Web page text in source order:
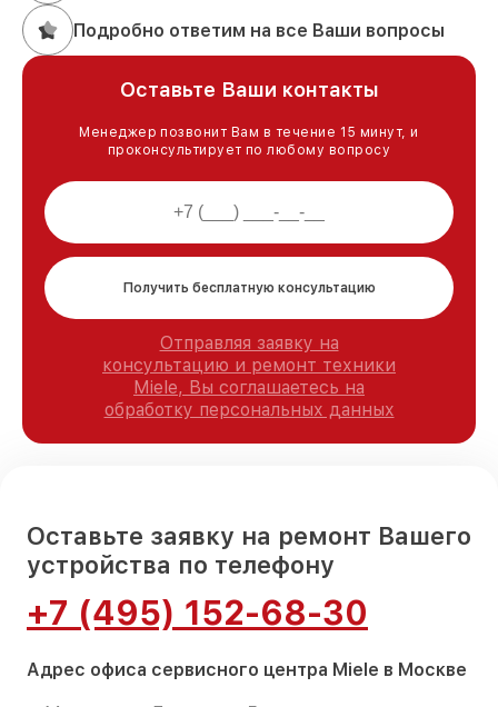
Подробно ответим на все Ваши вопросы
Оставьте Ваши контакты
Менеджер позвонит Вам в течение 15 минут, и
проконсультирует по любому вопросу
Получить бесплатную консультацию
Отправляя заявку на
консультацию и ремонт техники
Miele, Вы соглашаетесь на
обработку персональных данных
Оставьте заявку на ремонт Вашего
устройства по телефону
+7 (495) 152-68-30
Адрес офиса сервисного центра Miele в Москве